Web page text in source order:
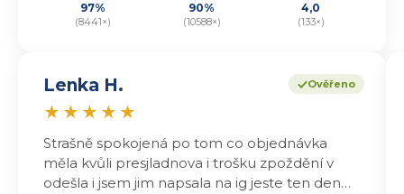
97%
(8441×)
90%
(10588×)
4,0
(133×)
Ověřeno
Lenka H.
★ ★ ★ ★ ★
Strašně spokojená po tom co objednávka
měla kvůli presjladnova i trošku zpoždění v
odešla i jsem jim napsala na ig jeste ten den